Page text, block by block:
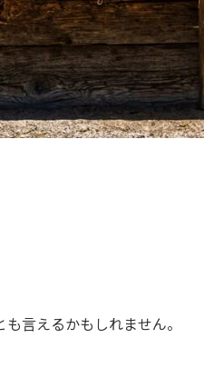
も言えるかもしれません。